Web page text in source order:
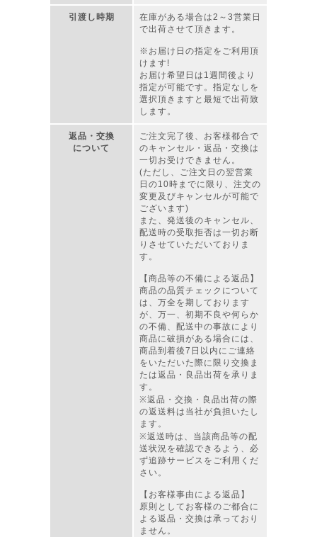
引渡し時期
在庫がある場合は2～3営業日
で出荷させて頂きます。
※お届け日の指定をご利用頂
けます!
お届け希望日は1週間後より
指定が可能です。指定なしを
選択頂きますと最短で出荷致
します。
返品・交換
について
ご注文完了後、お客様都合で
のキャンセル・返品・交換は
一切お受けできません。
(ただし、ご注文日の翌営業
日の10時までに限り、注文の
変更及びキャンセルが可能で
ございます)
また、発送後のキャンセル、
配送時の受取拒否は一切お断
りさせていただいておりま
す。
【商品等の不備による返品】
商品の品質チェックについて
は、万全を期しております
が、万一、初期不良や何らか
の不備、配送中の事故により
商品に破損がある場合には、
商品到着後7日以内にご連絡
をいただいた際に限り交換ま
たは返品・良品出荷を承りま
す。
※返品・交換・良品出荷の際
の返送料は当社が負担いたし
ます。
※返送時は、当該商品等の配
送状況を確認できるよう、必
ず追跡サービスをご利用くだ
さい。
【お客様事由による返品】
原則としてお客様のご都合に
よる返品・交換は承っており
ません。